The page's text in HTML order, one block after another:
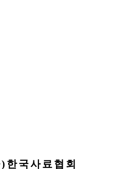
한국사료협회